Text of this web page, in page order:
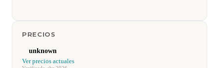
PRECIOS
unknown
Ver precios actuales